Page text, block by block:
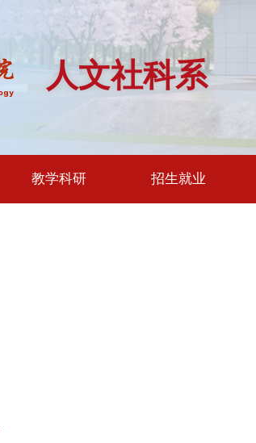
人文社科系
教学科研 招生就业